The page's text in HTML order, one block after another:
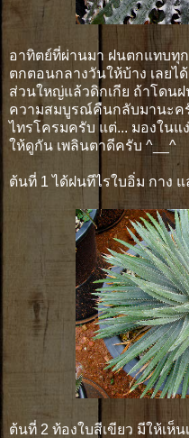
อาทิตย์ที่ผ่านมา ฝนตกแทบทุก
ตกตอนกลางวันให้บ้าง เลยไ
ส่วนใหญ่แล้วดิกเกีย ถ้าโดนฝ
ความสมบูรณ์คืนกลับมานะค
ไทรโครมครับ แต่... มองในแ
ให้ดูกัน เพลินตาดีครับ ^__^
ต้นที่ 1 ได้ฝนทีไรใบอิ่ม กาง
ต้นที่ 2 ท้องใบสีเขียว มีให้เห็